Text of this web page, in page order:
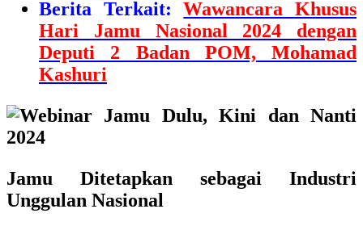
Berita Terkait:Wawancara Khusus
Hari Jamu Nasional 2024 dengan
Deputi 2 Badan POM, Mohamad
Kashuri
Jamu Ditetapkan sebagai Industri
Unggulan Nasional